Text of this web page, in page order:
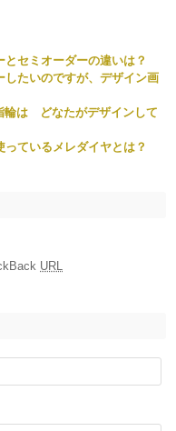
セミオーダーの違いは？
たいのですが、デザイン画
輪は どなたがデザインして
ているメレダイヤとは？
URL